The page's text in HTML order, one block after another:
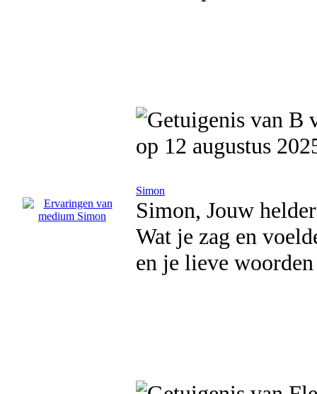
op 12 augustus
Simon
Simon, Jouw
Wat je zag en
en je lieve woorden